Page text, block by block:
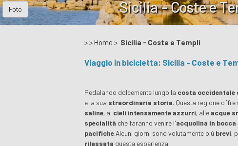
Foto Sicilia - Coste e
> > Home > Sicilia - Coste e Templi
Viaggio in bicicletta: Sicilia - Coste e
Pedalando dolcemente lungo la costa occidentale
e la sua straordinaria storia. Questa regione offre
saline, ai cieli intensamente azzurri, alle acque
specialità che faranno venire l'acquolina in bocca
pacifiche.Alcuni giorni sono volutamente più brevi,
rilassata questa esperienza.